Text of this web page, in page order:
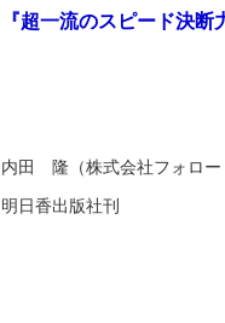
『超一流のスピード決断
内田 隆（株式会社フォロー
明日香出版社刊